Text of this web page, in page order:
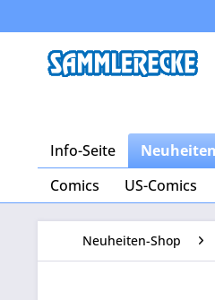
Info-Seite
Comics
US-Comics
Neuheiten-Shop